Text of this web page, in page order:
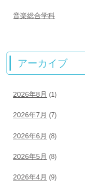
音楽総合学科
アーカイブ
2026年8月 (1)
2026年7月 (7)
2026年6月 (8)
2026年5月 (8)
2026年4月 (9)